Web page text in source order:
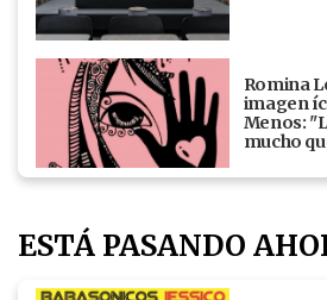
Romina
imagen
Menos:
mucho
ESTÁ PASANDO